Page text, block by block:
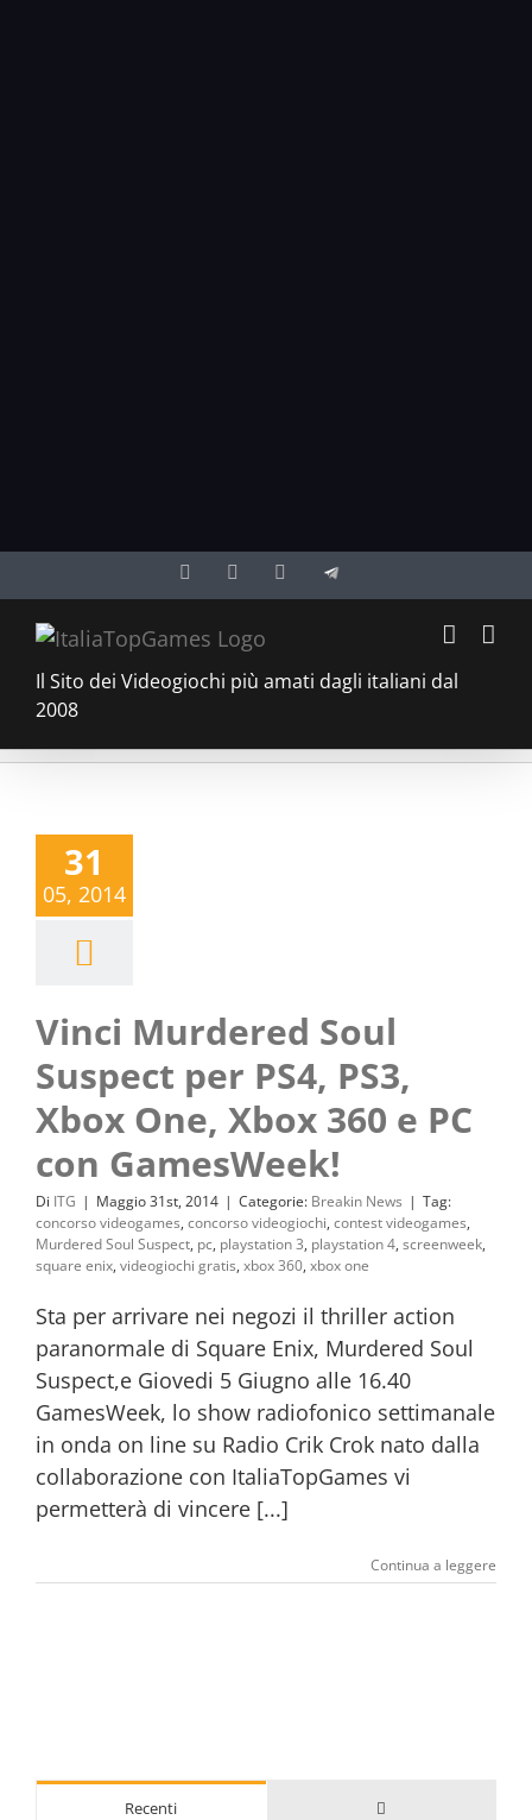
al
contenuto
FacebookTwitter YouTubeTelegram
Il Sito dei Videogiochi più amati dagli italiani dal
2008
31
05, 2014
Vinci Murdered Soul
Suspect per PS4, PS3,
Xbox One, Xbox 360 e PC
con GamesWeek!
Di ITG | Maggio 31st, 2014 | Categorie: Breakin News | Tag:
concorso videogames, concorso videogiochi, contest videogames,
Murdered Soul Suspect, pc, playstation 3, playstation 4, screenweek,
square enix, videogiochi gratis, xbox 360, xbox one
Sta per arrivare nei negozi il thriller action
paranormale di Square Enix, Murdered Soul
Suspect,e Giovedi 5 Giugno alle 16.40
GamesWeek, lo show radiofonico settimanale
in onda on line su Radio Crik Crok nato dalla
collaborazione con ItaliaTopGames vi
permetterà di vincere [...]
Continua a leggere
Recenti Commenti